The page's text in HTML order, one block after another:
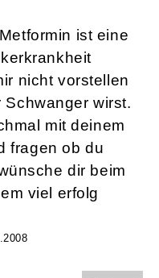
ist eine
nicht vorstellen
wirst.
mit deinem
fragen ob du
dir beim
viel erfolg